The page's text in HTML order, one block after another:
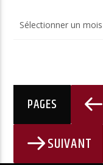
du
PAGES
SUIVANT